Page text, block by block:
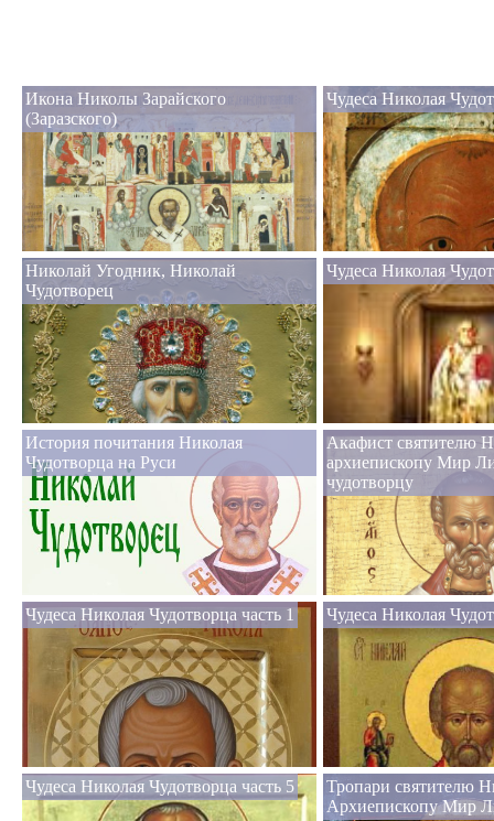
Икона Николы Зарайского
(Заразского)
Чудеса Николая
Николай Угодник, Николай
Чудотворец
Чудеса Николая
История почитания Николая
Чудотворца на Руси
Акафист святителю
архиепископу Мир
чудотворцу
Чудеса Николая Чудотворца часть 1 Чудеса Николая
Чудеса Николая Чудотворца часть 5
Тропари святителю
Архиепископу Мир